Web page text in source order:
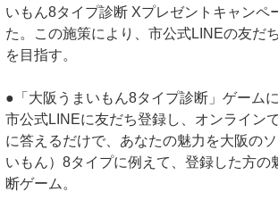
いもん8タイプ診断 Xプレゼントキャンペ
た。この施策により、市公式LINEの友だ
を目指す。
●「大阪うまいもん8タイプ診断」ゲーム
市公式LINEに友だち登録し、オンライン
に答えるだけで、あなたの魅力を大阪の
いもん）8タイプに例えて、登録した方の
断ゲーム。